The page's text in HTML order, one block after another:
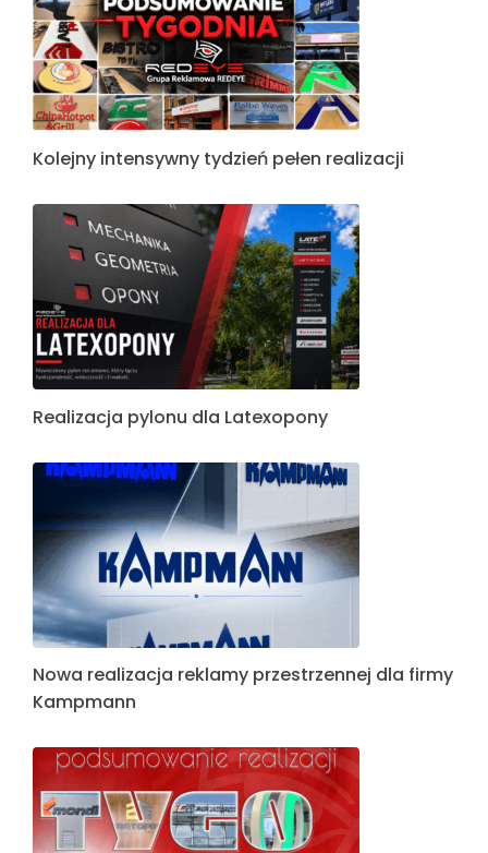
Kolejny intensywny tydzień pełen realizacji
Realizacja pylonu dla Latexopony
Nowa realizacja reklamy przestrzennej dla firmy
Kampmann